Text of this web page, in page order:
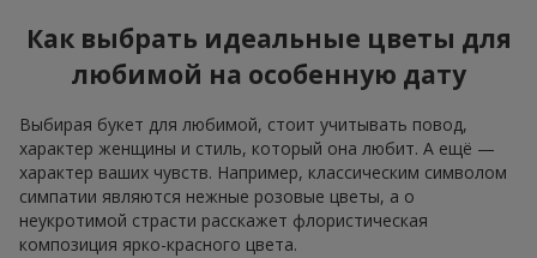
Как выбрать идеальные цветы для
любимой на особенную дату
Выбирая букет для любимой, стоит учитывать повод,
характер женщины и стиль, который она любит. А ещё —
характер ваших чувств. Например, классическим символом
симпатии являются нежные розовые цветы, а о
неукротимой страсти расскажет флористическая
композиция ярко-красного цвета.